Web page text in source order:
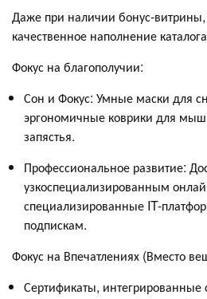
Даже при наличии бонус-
качественное наполнение
Фокус на благополучии:
Сон и Фокус: Умные маски для
эргономичные коврики для
запястья.
Профессиональное развитие:
узкоспециализированным
специализированные IT-
подпискам.
Фокус на Впечатлениях (Вместо
Сертификаты, интегрированные